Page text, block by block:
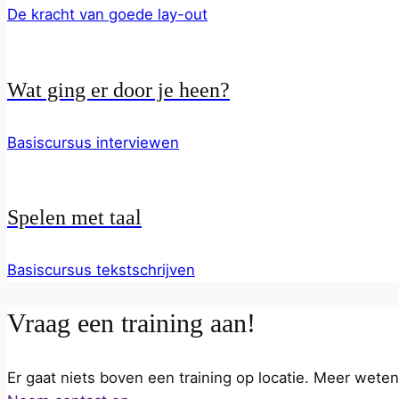
De kracht van goede lay-out
Wat ging er door je heen?
Basiscursus interviewen
Spelen met taal
Basiscursus tekstschrijven
Vraag een training aan!
Er gaat niets boven een training op locatie. Meer